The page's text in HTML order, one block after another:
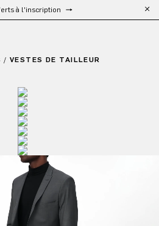
à partir de 300 €
/ VESTES DE TAILLEUR